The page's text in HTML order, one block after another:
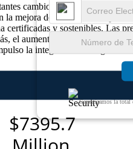
Garantizamos la total
cambios estructurales con
mejora del contenido de
certificadas y sostenibles. Las
el aumento de las ventas de
la integración de la gelatina